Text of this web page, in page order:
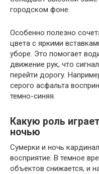
городском фоне.
Особенно полезно
цвета с яркими
уборе. Это помогает
движение рук, что
перейти дорогу.
серого асфальта
темно-синяя.
Какую роль
ночью
Сумерки и ночь
восприятие. В темное
объектов снижается, и